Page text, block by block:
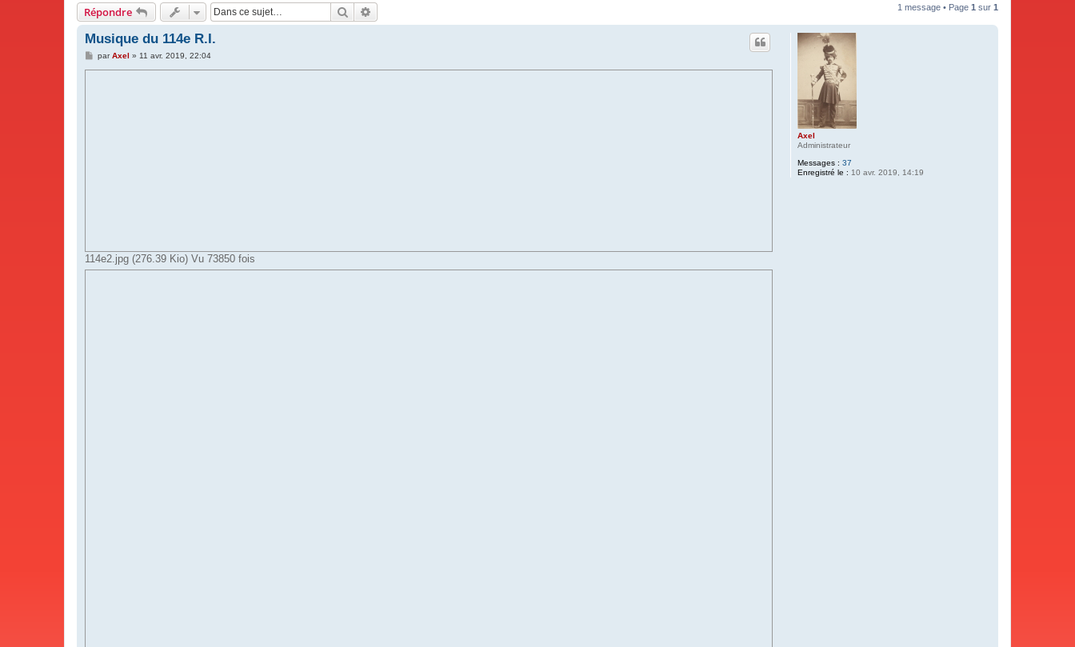
Répondre Rechercher 1 message • Page 1 sur 1
Axel
Administrateur
Messages : 37
Enregistré le : 10 avr. 2019, 14:19
Musique du 114e R.I.
MparAxel » 11 avr. 2019, 22:04
114e2.jpg (276.39 Kio) Vu 73850 fois